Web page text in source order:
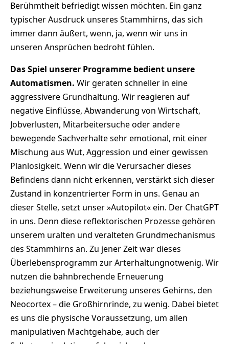
Berühmtheit befriedigt wissen möchten. Ein ganz
typischer Ausdruck unseres Stammhirns, das sich
immer dann äußert, wenn, ja, wenn wir uns in
unseren Ansprüchen bedroht fühlen.
Das Spiel unserer Programme bedient unsere
Automatismen. Wir geraten schneller in eine
aggressivere Grundhaltung. Wir reagieren auf
negative Einflüsse, Abwanderung von Wirtschaft,
Jobverlusten, Mitarbeitersuche oder andere
bewegende Sachverhalte sehr emotional, mit einer
Mischung aus Wut, Aggression und einer gewissen
Planlosigkeit. Wenn wir die Verursacher dieses
Befindens dann nicht erkennen, verstärkt sich dieser
Zustand in konzentrierter Form in uns. Genau an
dieser Stelle, setzt unser »Autopilot« ein. Der ChatGPT
in uns. Denn diese reflektorischen Prozesse gehören
unserem uralten und veralteten Grundmechanismus
des Stammhirns an. Zu jener Zeit war dieses
Überlebensprogramm zur Arterhaltungnotwenig. Wir
nutzen die bahnbrechende Erneuerung
beziehungsweise Erweiterung unseres Gehirns, den
Neocortex – die Großhirnrinde, zu wenig. Dabei bietet
es uns die physische Voraussetzung, um allen
manipulativen Machtgehabe, auch der